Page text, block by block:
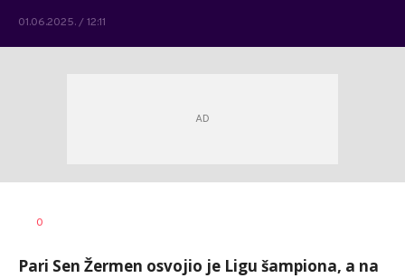
01.06.2025. / 12:11
AUTOR
0
Pari Sen Žermen osvojio je Ligu šampiona, a na